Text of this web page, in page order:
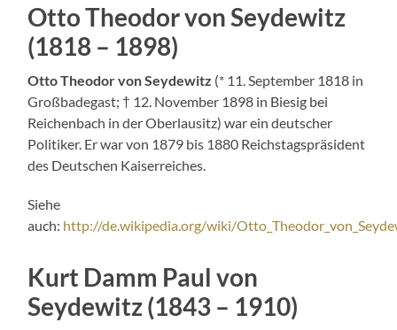
Otto Theodor von Seydewitz
(1818 – 1898)
Otto Theodor von Seydewitz (* 11. September 1818 in
Großbadegast; † 12. November 1898 in Biesig bei
Reichenbach in der Oberlausitz) war ein deutscher
Politiker. Er war von 1879 bis 1880 Reichstagspräsident
des Deutschen Kaiserreiches.
Siehe
auch: http://de.wikipedia.org/wiki/
Kurt Damm Paul von
Seydewitz (1843 – 1910)